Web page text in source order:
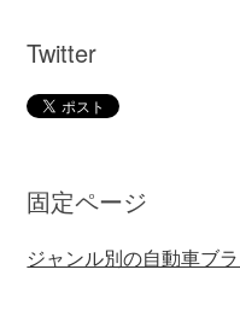
Twitter
固定ページ
ジャンル別の自動車ブ